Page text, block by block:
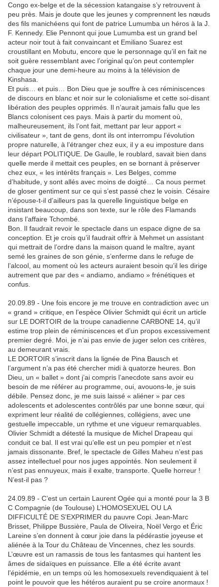
Congo ex-belge et de la sécession katangaise s’y retrouvent à
peu près. Mais je doute que les jeunes y comprennent les nœuds
des fils manichéens qui font de patrice Lumumba un héros à la J.
F. Kennedy. Elie Pennont qui joue Lumumba est un grand bel
acteur noir tout à fait convaincant et Emiliano Suarez est
croustillant en Mobutu, encore que le personnage qu’il en fait ne
soit guère ressemblant avec l’original qu’on peut contempler
chaque jour une demi-heure au moins à la télévision de
Kinshasa.
Et puis… et puis… Bon Dieu que je souffre à ces réminiscences
de discours en blanc et noir sur le colonialisme et cette soi-disant
libération des peuples opprimés. Il n’aurait jamais fallu que les
Blancs colonisent ces pays. Mais à partir du moment où,
malheureusement, ils l’ont fait, mettant par leur apport «
civilisateur », tant de gens, dont ils ont interrompu l’évolution
propre naturelle, à l’étranger chez eux, il y a eu imposture dans
leur départ POLITIQUE. De Gaulle, le roublard, savait bien dans
quelle merde il mettait ces peuples, en se bornant à préserver
chez eux, « les intérêts français ». Les Belges, comme
d’habitude, y sont allés avec moins de doigté… Ca nous permet
de gloser gentiment sur ce qui s’est passé chez le voisin. Césaire
n’épouse-t-il d’ailleurs pas la querelle linguistique belge en
insistant beaucoup, dans son texte, sur le rôle des Flamands
dans l’affaire Tchombé.
Bon. Il faudrait revoir le spectacle dans un espace digne de sa
conception. Et je crois qu’il faudrait offrir à Mehmet un assistant
qui mettrait de l’ordre dans la maison quand le maître, ayant
semé les graines de son génie, s’enferme dans le refuge de
l’alcool, au moment où les acteurs auraient besoin qu’il les dirige
autrement que par des « andiamo, andiamo » frénétiques et
confus.
20.09.89 - Une fois encore je me trouve en contradiction avec un
« grand » critique, en l’espèce Olivier Schmidt qui écrit un article
sur LE DORTOIR de la troupe canadienne CARBONE 14, qu’il
estime trop plein de réminiscences et d’un propos excessivement
premier degré. Moi, je n’ai pas envie de juger selon ces critères,
au demeurant vrais.
LE DORTOIR s’inscrit dans la lignée de Pina Bausch et
l’argument n’a pas été chercher midi à quatorze heures. Bon
Dieu, un « ballet » dont j’ai compris l’anecdote sans avoir eu
besoin de me référer au programme, oui, avouons-le, je suis
débile. Pensez donc, je me suis laissé « aliéner » par ces
adolescents et adolescentes contrôlés par une bonne sœur, qui
expriment leur réalité de collégiennes, collégiens, avec une
gestuelle impeccable, un rythme et une vigueur remarquables.
Olivier Schmidt a détesté la musique de Michel Drapeau qui
conduit ce bal. Il est vrai qu’elle est un peu pompier et n’est
jamais dissonante. Bref, le spectacle de Gilles Maheu n’est pas
assez intellectuel pour nos juges appointés. Non seulement il
n’est pas ennuyeux, mais il exalte, transporte. Quelle horreur !
N’est-il pas ?
24.09.89 - C’est un certain Laurent Ogée qui a monté pour la 3 B
C Compagnie (de Toulouse) L’HOMOSEXUEL OU LA
DIFFICULTÉ DE S’EXPRIMER du pauvre Copi. Jean-Marc
Brisset, Philippe Bussière, Paula de Oliveira, Noël Vergo et Éric
Lareine s’en donnent à cœur joie dans la pédérastie joyeuse et
aliénée à la Tour du Château de Vincennes, chez les sourds.
L’œuvre est un ramassis de tous les fantasmes qui hantent les
âmes de sidaïques en puissance. Elle a été écrite avant
l’épidémie, en un temps où les homosexuels revendiquaient à tel
point le pouvoir que les hétéros auraient pu se croire anormaux !